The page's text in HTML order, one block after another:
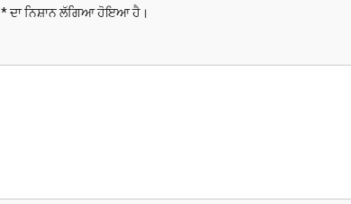
*ਦਾ ਨਿਸ਼ਾਨ ਲੱਗਿਆ ਹੋਇਆ ਹੈ।